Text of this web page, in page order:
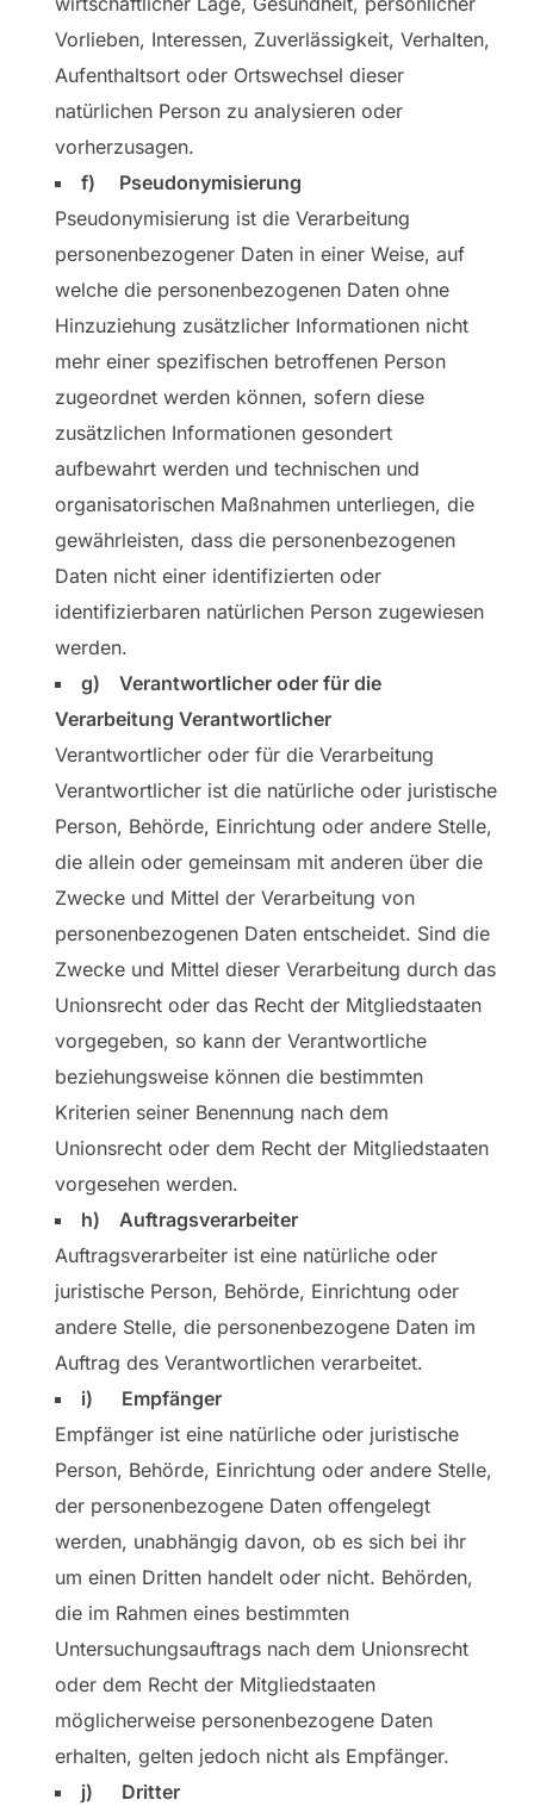
Vorlieben, Interessen, Zuverlässigkeit, Verhalten,
Aufenthaltsort oder Ortswechsel dieser
natürlichen Person zu analysieren oder
vorherzusagen.
f) Pseudonymisierung
Pseudonymisierung ist die Verarbeitung
personenbezogener Daten in einer Weise, auf
welche die personenbezogenen Daten ohne
Hinzuziehung zusätzlicher Informationen nicht
mehr einer spezifischen betroffenen Person
zugeordnet werden können, sofern diese
zusätzlichen Informationen gesondert
aufbewahrt werden und technischen und
organisatorischen Maßnahmen unterliegen, die
gewährleisten, dass die personenbezogenen
Daten nicht einer identifizierten oder
identifizierbaren natürlichen Person zugewiesen
werden.
g) Verantwortlicher oder für die
Verarbeitung Verantwortlicher
Verantwortlicher oder für die Verarbeitung
Verantwortlicher ist die natürliche oder juristische
Person, Behörde, Einrichtung oder andere Stelle,
die allein oder gemeinsam mit anderen über die
Zwecke und Mittel der Verarbeitung von
personenbezogenen Daten entscheidet. Sind die
Zwecke und Mittel dieser Verarbeitung durch das
Unionsrecht oder das Recht der Mitgliedstaaten
vorgegeben, so kann der Verantwortliche
beziehungsweise können die bestimmten
Kriterien seiner Benennung nach dem
Unionsrecht oder dem Recht der Mitgliedstaaten
vorgesehen werden.
h) Auftragsverarbeiter
Auftragsverarbeiter ist eine natürliche oder
juristische Person, Behörde, Einrichtung oder
andere Stelle, die personenbezogene Daten im
Auftrag des Verantwortlichen verarbeitet.
i) Empfänger
Empfänger ist eine natürliche oder juristische
Person, Behörde, Einrichtung oder andere Stelle,
der personenbezogene Daten offengelegt
werden, unabhängig davon, ob es sich bei ihr
um einen Dritten handelt oder nicht. Behörden,
die im Rahmen eines bestimmten
Untersuchungsauftrags nach dem Unionsrecht
oder dem Recht der Mitgliedstaaten
möglicherweise personenbezogene Daten
erhalten, gelten jedoch nicht als Empfänger.
j) Dritter